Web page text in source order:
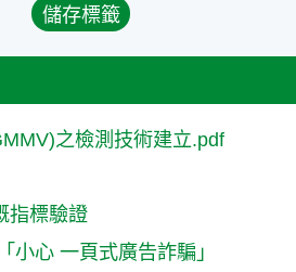
之檢測技術建立.pdf
指標驗證
心 一頁式廣告詐騙」